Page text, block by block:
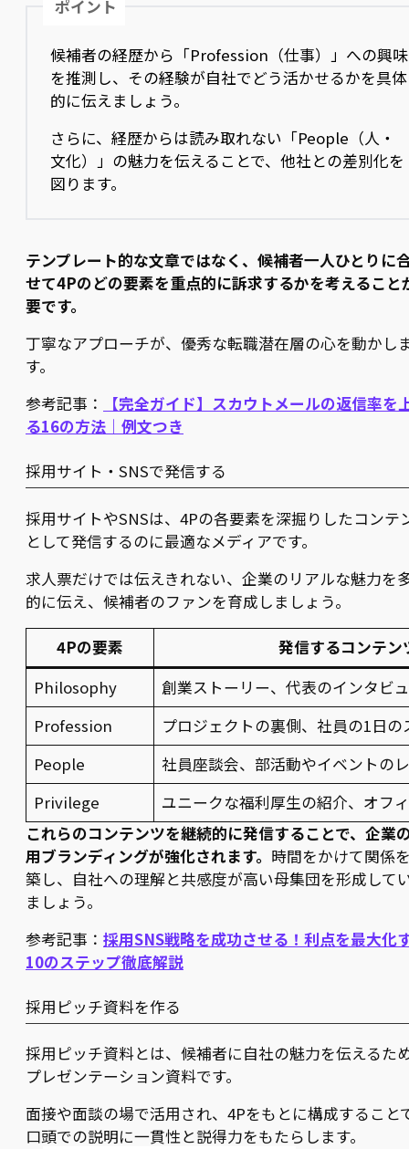
ポイント
候補者の経歴から「Profession（仕事）」への興味
を推測し、その経験が自社でどう活かせるかを具体
的に伝えましょう。
さらに、経歴からは読み取れない「People（人・
文化）」の魅力を伝えることで、他社との差別化を
図ります。
テンプレート的な文章ではなく、候補者一人ひとりに
せて4Pのどの要素を重点的に訴求するかを考えること
要です。
丁寧なアプローチが、優秀な転職潜在層の心を動かし
す。
参考記事：
【完全ガイド】スカウトメールの返信率を
る16の方法｜例文つき
採用サイト・SNSで発信する
採用サイトやSNSは、4Pの各要素を深掘りしたコンテ
として発信するのに最適なメディアです。
求人票だけでは伝えきれない、企業のリアルな魅力を
的に伝え、候補者のファンを育成しましょう。
4Pの要素
発信するコンテン
Philosophy
創業ストーリー、代表のインタビ
Profession
プロジェクトの裏側、社員の1日の
People
社員座談会、部活動やイベントの
Privilege
ユニークな福利厚生の紹介、オフ
これらのコンテンツを継続的に発信することで、企業
用ブランディングが強化されます。 時間をかけて関係
築し、自社への理解と共感度が高い母集団を形成して
ましょう。
参考記事： 採用SNS戦略を成功させる！利点を最大化
10のステップ徹底解説
採用ピッチ資料を作る
採用ピッチ資料とは、候補者に自社の魅力を伝えるた
プレゼンテーション資料です。
面接や面談の場で活用され、4Pをもとに構成すること
口頭での説明に一貫性と説得力をもたらします。